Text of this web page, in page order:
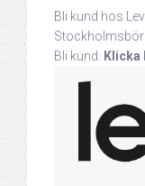
Bli kund hos
Bli kund: Klicka